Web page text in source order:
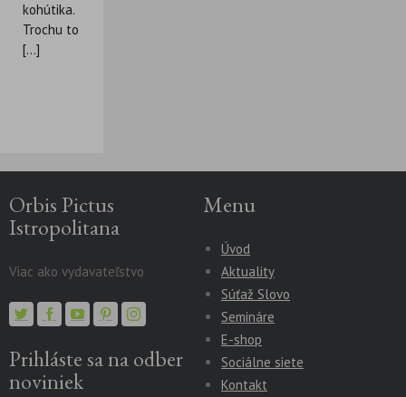
kohútika.
Trochu to
[...]
Orbis Pictus
Istropolitana
Viac ako vydavateľstvo
Prihláste sa na odber
noviniek
Menu
Úvod
Aktuality
Súťaž Slovo
Semináre
E-shop
Sociálne siete
Kontakt